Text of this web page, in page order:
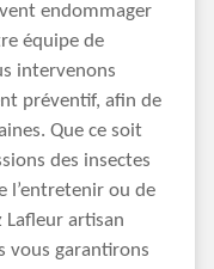
endommager
équipe de
intervenons
préventif, afin de
Que ce soit
des insectes
l’entretenir ou de
Lafleur artisan
vous garantirons